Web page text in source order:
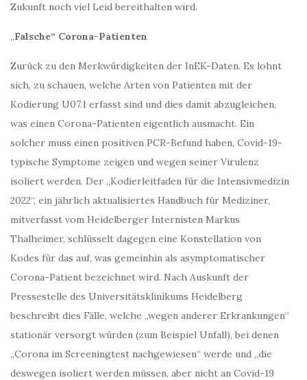
Zukunft noch viel Leid bereithalten wird.
„Falsche“ Corona-Patienten
Zurück zu den Merkwürdigkeiten der InEK-Daten. Es lohnt
sich, zu schauen, welche Arten von Patienten mit der
Kodierung U07.1 erfasst sind und dies damit abzugleichen,
was einen Corona-Patienten eigentlich ausmacht. Ein
solcher muss einen positiven PCR-Befund haben, Covid-19-
typische Symptome zeigen und wegen seiner Virulenz
isoliert werden. Der „Kodierleitfaden für die Intensivmedizin
2022“, ein jährlich aktualisiertes Handbuch für Mediziner,
mitverfasst vom Heidelberger Internisten Markus
Thalheimer, schlüsselt dagegen eine Konstellation von
Kodes für das auf, was gemeinhin als asymptomatischer
Corona-Patient bezeichnet wird. Nach Auskunft der
Pressestelle des Universitätsklinikums Heidelberg
beschreibt dies Fälle, welche „wegen anderer Erkrankungen“
stationär versorgt würden (zum Beispiel Unfall), bei denen
„Corona im Screeningtest nachgewiesen“ werde und „die
deswegen isoliert werden müssen, aber nicht an Covid-19